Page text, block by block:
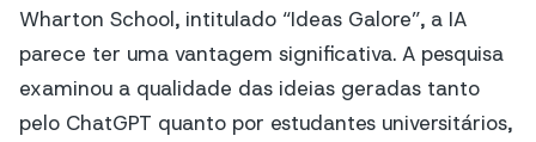
Wharton School, intitulado “Ideas Galore”, a IA
parece ter uma vantagem significativa. A pesquisa
examinou a qualidade das ideias geradas tanto
pelo ChatGPT quanto por estudantes universitários,